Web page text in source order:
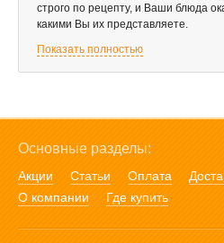
строго по рецепту, и Ваши блюда
какими Вы их представляете.
Показать полностью
Основные разделы:
Акции Статьи Оплата
О компании
Где купить